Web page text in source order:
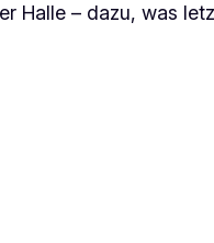
Halle – dazu, was